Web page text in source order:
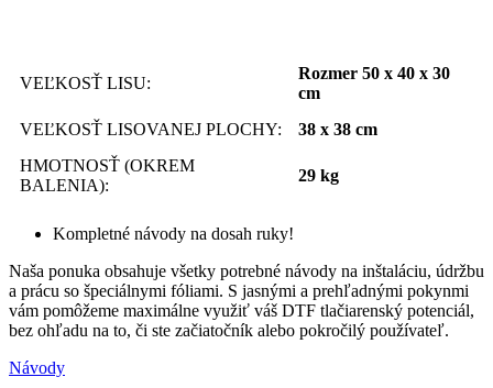
VEĽKOSŤ LISU:
Rozmer 50 x 40 x 30
cm
VEĽKOSŤ LISOVANEJ PLOCHY:
38 x 38 cm
HMOTNOSŤ (OKREM
BALENIA):
29 kg
Kompletné návody na dosah ruky!
Naša ponuka obsahuje všetky potrebné návody na inštaláciu, údržbu
a prácu so špeciálnymi fóliami. S jasnými a prehľadnými pokynmi
vám pomôžeme maximálne využiť váš DTF tlačiarenský potenciál,
bez ohľadu na to, či ste začiatočník alebo pokročilý používateľ.
Návody